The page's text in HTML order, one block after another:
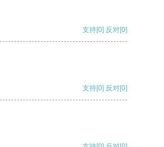
支持[0] 反对[0]
支持[0] 反对[0]